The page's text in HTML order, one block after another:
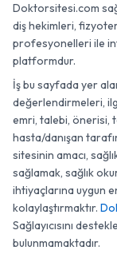
Doktorsitesi.com
diş hekimleri,
profesyonelleri ile
platformdur.
İş bu sayfada yer
değerlendirmeleri,
emri, talebi, önerisi,
hasta/danışan
sitesinin amacı,
sağlamak, sağlık
ihtiyaçlarına uygun
kolaylaştırmaktır.
Sağlayıcısını
bulunmamaktadır.